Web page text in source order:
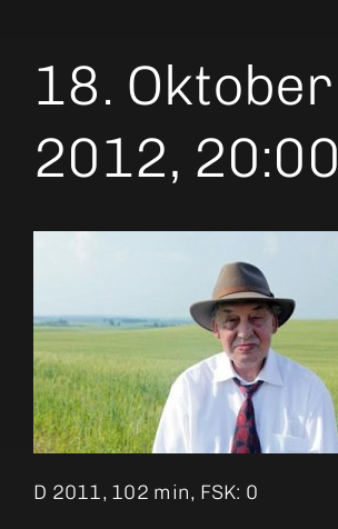
18. Oktober
2012, 20:00
D 2011, 102 min, FSK: 0